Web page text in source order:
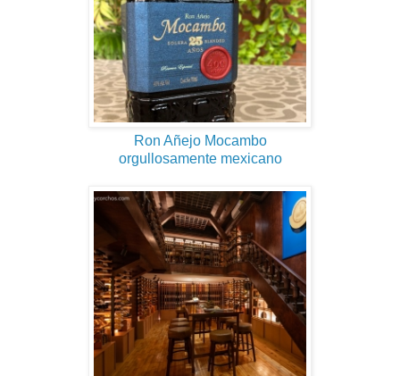
Ron Añejo Mocambo
orgullosamente mexicano